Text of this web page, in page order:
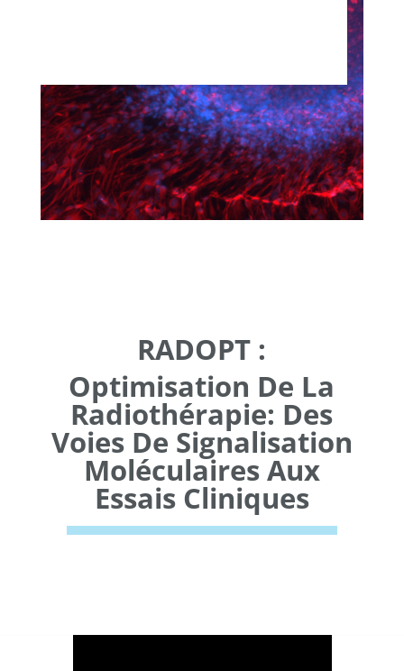
RADOPT :
Optimisation De La
Radiothérapie: Des
Voies De Signalisation
Moléculaires Aux
Essais Cliniques